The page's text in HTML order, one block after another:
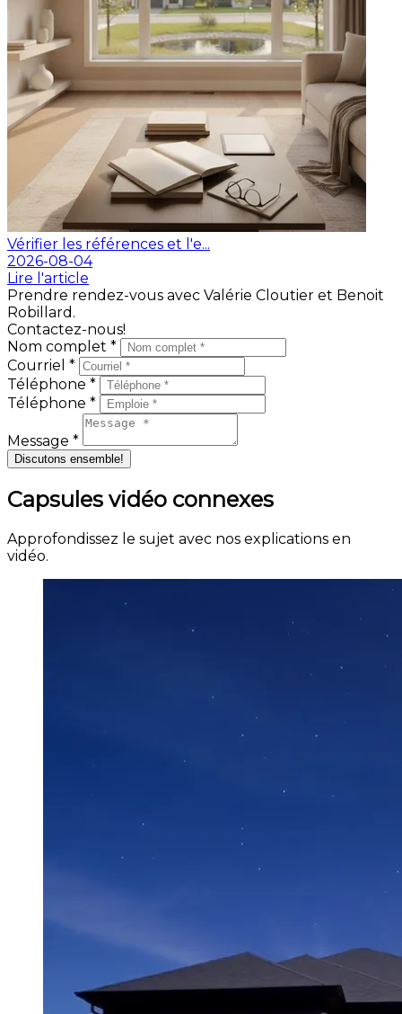
Vérifier les références et l'e...
2026-08-04
Lire l'article
Prendre rendez-vous avec Valérie Cloutier et Benoit
Robillard.
Contactez-nous!
Nom complet *
Courriel *
Téléphone *
Téléphone *
Message *
Discutons ensemble!
Capsules vidéo connexes
Approfondissez le sujet avec nos explications en
vidéo.